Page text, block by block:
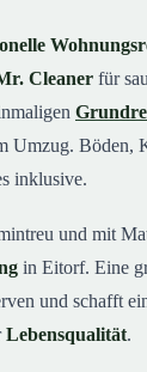
in Eitorf?
eine
Profis Ihre
Cleaner für
Umzug. Böden,
inklusive.
und mit
in Eitorf. Eine
und schafft
Lebensqualität.